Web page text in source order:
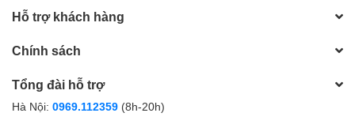
Hỗ trợ khách hàng
Chính sách
Tổng đài hỗ trợ
Hà Nội: 0969.112359 (8h-20h)